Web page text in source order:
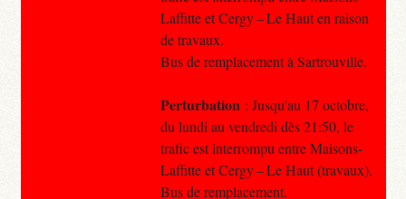
Laffitte et Cergy – Le Haut en raison
de travaux.
Bus de remplacement à Sartrouville.
Perturbation : Jusqu'au 17 octobre,
du lundi au vendredi dès 21:50, le
trafic est interrompu entre Maisons-
Laffitte et Cergy – Le Haut (travaux).
Bus de remplacement.